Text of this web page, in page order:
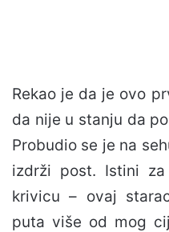
Rekao je da je ovo
da nije u stanju da
Probudio se je na
izdrži post. Istini
krivicu – ovaj
puta više od mog